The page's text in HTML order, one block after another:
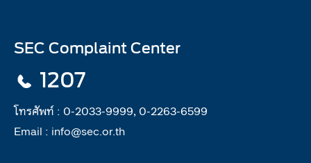
SEC Complaint Center
1207
โทรศัพท์ : 0-2033-9999, 0-2263-6599
Email : info@sec.or.th